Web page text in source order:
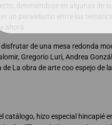
deteniéndose en algunas de
un paralelismo entre las
ahora.
de una mesa redonda
Gregorio Luri, Andrea
La obra de arte coo espejo de
catálogo, hizo especial hincapié